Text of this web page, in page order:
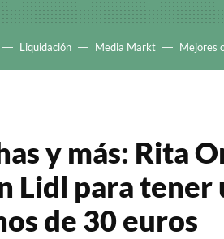
Liquidación Media Markt Mejores
y más: Rita
Lidl para tener
de 30 euros